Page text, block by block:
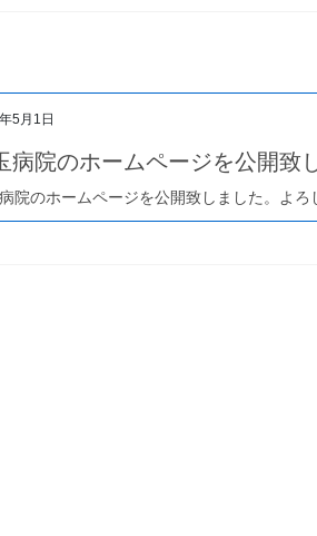
5月1日
病院のホームページを公開致
院のホームページを公開致しました。よろ